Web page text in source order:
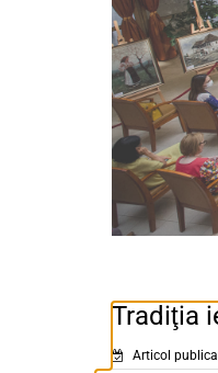
Tradiţia
Articol